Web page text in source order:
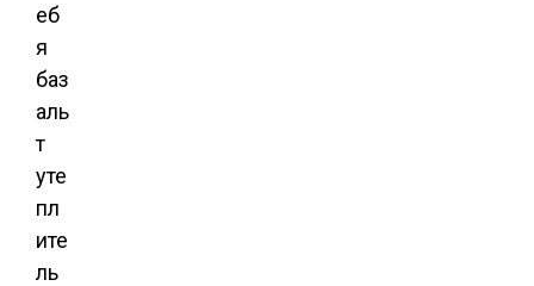
еб
я
баз
аль
т
уте
пл
ите
ль